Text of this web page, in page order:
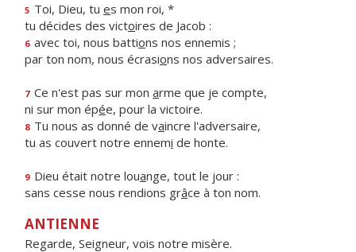
5 Toi, Dieu, tu es mon roi, *
tu décides des victoires de Jacob :
6 avec toi, nous battions nos ennemis ;
par ton nom, nous écrasions nos adversaires.
7 Ce n'est pas sur mon arme que je compte,
ni sur mon épée, pour la victoire.
8 Tu nous as donné de vaincre l'adversaire,
tu as couvert notre ennemi de honte.
9 Dieu était notre louange, tout le jour :
sans cesse nous rendions grâce à ton nom.
ANTIENNE
Regarde, Seigneur, vois notre misère.